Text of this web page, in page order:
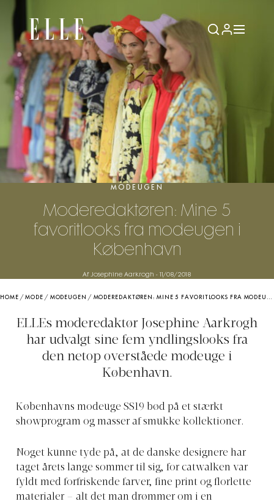
MODEUGEN
Moderedaktøren: Mine 5
favoritlooks fra modeugen i
København
Af Josephine Aarkrogh - 11/08/2018
HOME /MODE / MODEUGEN / MODEREDAKTØREN: MINE 5 FAVORITLOOKS FRA MODEUGEN I KØBENHAVN
ELLEs moderedaktør Josephine Aarkrogh
har udvalgt sine fem yndlingslooks fra
den netop overståede modeuge i
København.
Københavns modeuge SS19 bød på et stærkt
showprogram og masser af smukke kollektioner.
Noget kunne tyde på, at de danske designere har
taget årets lange sommer til sig, for catwalken var
fyldt med forfriskende farver, fine print og florlette
materialer – alt det man drømmer om i en